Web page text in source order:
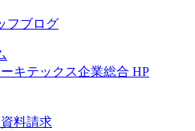
フブログ
キテックス企業総合 HP
料請求